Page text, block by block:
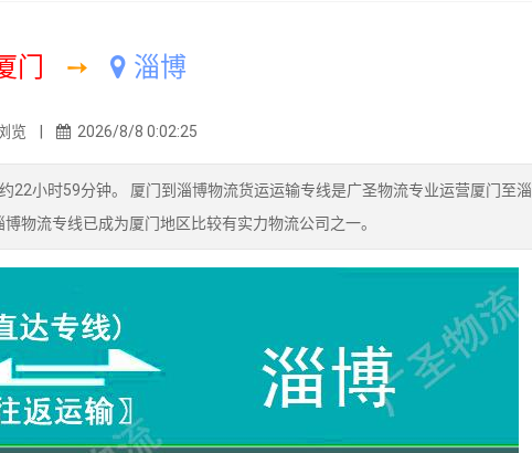
门 ➙ 淄博
览 | 2026/8/8 0:02:25
22小时59分钟。 厦门到淄博物流货运运输专线是广圣物流专业运营厦门至淄
物流专线已成为厦门地区比较有实力物流公司之一。